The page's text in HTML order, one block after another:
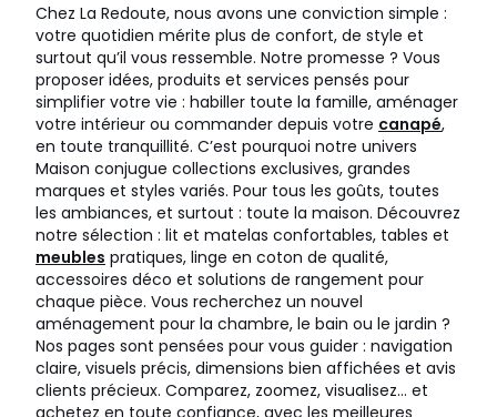
Chez La Redoute, nous avons une conviction simple :
votre quotidien mérite plus de confort, de style et
surtout qu’il vous ressemble. Notre promesse ? Vous
proposer idées, produits et services pensés pour
simplifier votre vie : habiller toute la famille, aménager
votre intérieur ou commander depuis votre canapé,
en toute tranquillité. C’est pourquoi notre univers
Maison conjugue collections exclusives, grandes
marques et styles variés. Pour tous les goûts, toutes
les ambiances, et surtout : toute la maison. Découvrez
notre sélection : lit et matelas confortables, tables et
meubles pratiques, linge en coton de qualité,
accessoires déco et solutions de rangement pour
chaque pièce. Vous recherchez un nouvel
aménagement pour la chambre, le bain ou le jardin ?
Nos pages sont pensées pour vous guider : navigation
claire, visuels précis, dimensions bien affichées et avis
clients précieux. Comparez, zoomez, visualisez… et
achetez en toute confiance, avec les meilleures